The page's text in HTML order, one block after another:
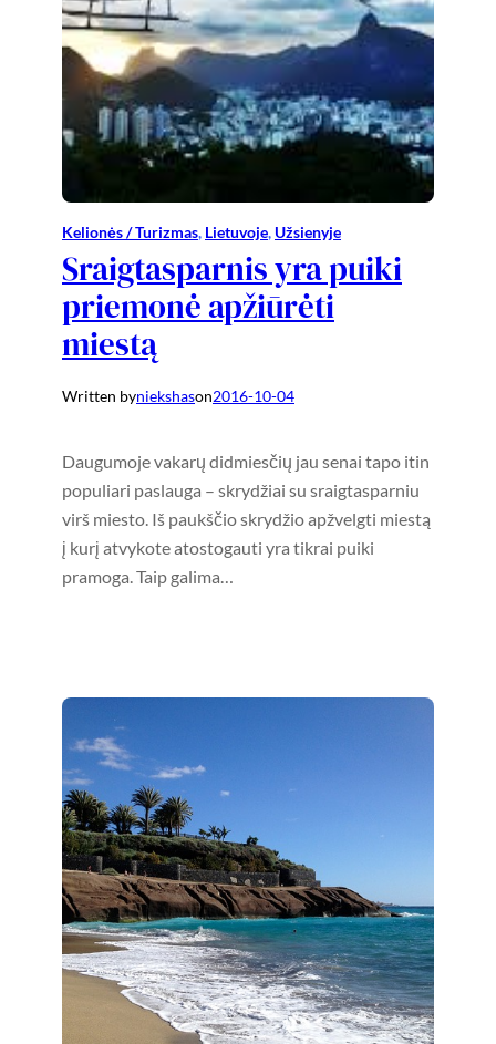
Kelionės / Turizmas, Lietuvoje, Užsienyje
Sraigtasparnis yra puiki
priemonė apžiūrėti
miestą
Written byniekshason2016-10-04
Daugumoje vakarų didmiesčių jau senai tapo itin
populiari paslauga – skrydžiai su sraigtasparniu
virš miesto. Iš paukščio skrydžio apžvelgti miestą
į kurį atvykote atostogauti yra tikrai puiki
pramoga. Taip galima…